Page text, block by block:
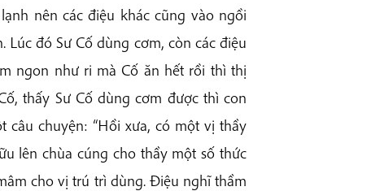
nên các điệu khác cũng vào ngồi
đó Sư Cố dùng cơm, còn các điệu
ngon như ri mà Cố ăn hết rồi thì thị
thấy Sư Cố dùng cơm được thì con
câu chuyện: “Hồi xưa, có một vị thầy
lên chùa cúng cho thầy một số thức
cho vị trú trì dùng. Điệu nghĩ thầm